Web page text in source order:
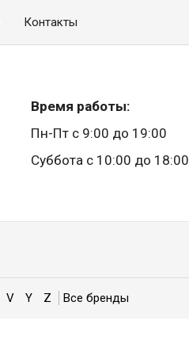
Контакты
Время работы:
Пн-Пт с 9:00 до 19:00
Суббота с 10:00 до 18:00
V Y Z